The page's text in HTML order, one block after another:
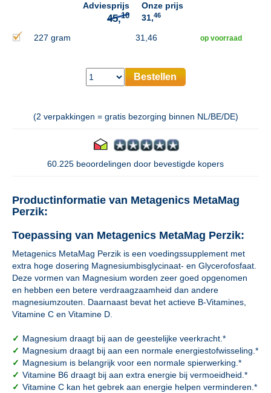
Adviesprijs
Onze prijs
31,46
227 gram 31,46 op voorraad
Bestellen
(2 verpakkingen = gratis bezorging binnen NL/BE/DE)
60.225 beoordelingen door bevestigde kopers
Productinformatie van Metagenics MetaMag
Perzik:
Toepassing van Metagenics MetaMag Perzik:
Metagenics MetaMag Perzik is een voedingssupplement met
extra hoge dosering Magnesiumbisglycinaat- en Glycerofosfaat.
Deze vormen van Magnesium worden zeer goed opgenomen
en hebben een betere verdraagzaamheid dan andere
magnesiumzouten. Daarnaast bevat het actieve B-Vitamines,
Vitamine C en Vitamine D.
✓ Magnesium draagt bij aan de geestelijke veerkracht.*
✓ Magnesium draagt bij aan een normale energiestofwisseling.*
✓ Magnesium is belangrijk voor een normale spierwerking.*
✓ Vitamine B6 draagt bij aan extra energie bij vermoeidheid.*
✓ Vitamine C kan het gebrek aan energie helpen verminderen.*